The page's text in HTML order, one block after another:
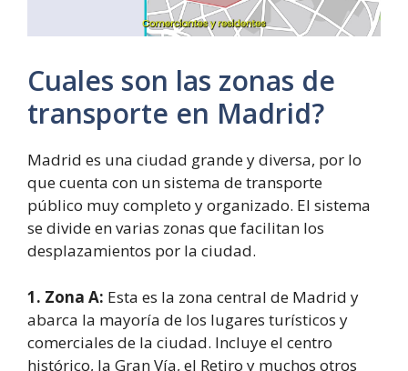
Cuales son las zonas de
transporte en Madrid?
Madrid es una ciudad grande y diversa, por lo
que cuenta con un sistema de transporte
público muy completo y organizado. El sistema
se divide en varias zonas que facilitan los
desplazamientos por la ciudad.
1. Zona A: Esta es la zona central de Madrid y
abarca la mayoría de los lugares turísticos y
comerciales de la ciudad. Incluye el centro
histórico, la Gran Vía, el Retiro y muchos otros